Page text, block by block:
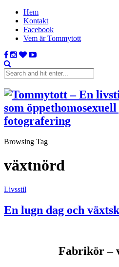
Hem
Kontakt
Facebook
Vem är Tommytott
Browsing Tag
växtnörd
Livsstil
En lugn dag och
Fabrikör –